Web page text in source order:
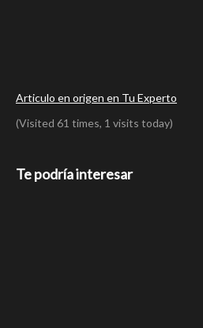
Articulo en origen en Tu Experto
(Visited 61 times, 1 visits today)
Te podría interesar